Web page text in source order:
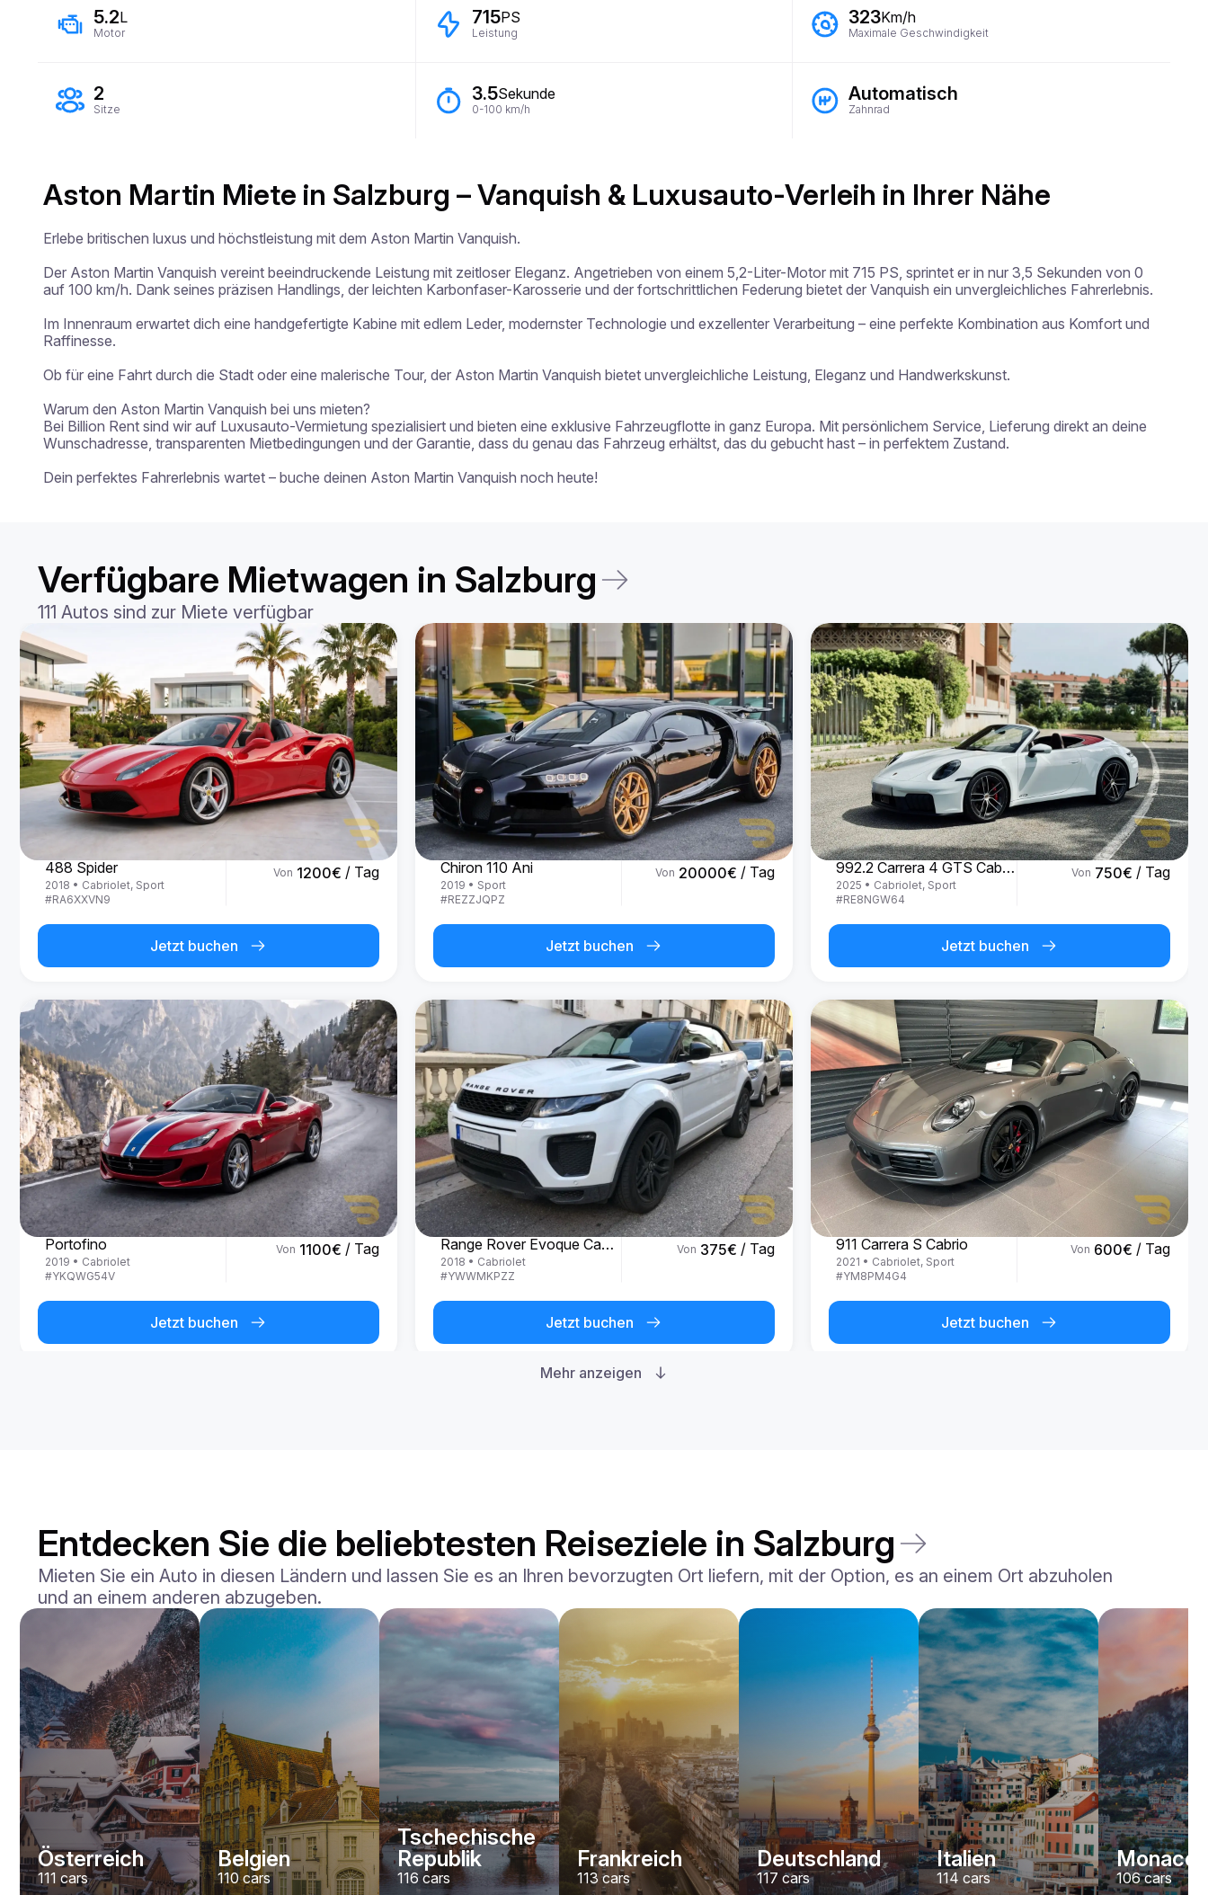
5.2L
Motor
715PS
Leistung
323Km/h
Maximale Geschwindigkeit
2
Sitze
3.5Sekunde
0-100 km/h
Automatisch
Zahnrad
Aston Martin Miete in Salzburg – Vanquish & Luxusauto-Verleih in Ihrer Nähe
Erlebe britischen luxus und höchstleistung mit dem Aston Martin Vanquish.
Der Aston Martin Vanquish vereint beeindruckende Leistung mit zeitloser Eleganz. Angetrieben von einem 5,2-Liter-Motor mit 715 PS, sprintet er in nur 3,5 Sekunden von 0
auf 100 km/h. Dank seines präzisen Handlings, der leichten Karbonfaser-Karosserie und der fortschrittlichen Federung bietet der Vanquish ein unvergleichliches Fahrerlebnis.
Im Innenraum erwartet dich eine handgefertigte Kabine mit edlem Leder, modernster Technologie und exzellenter Verarbeitung – eine perfekte Kombination aus Komfort und
Raffinesse.
Ob für eine Fahrt durch die Stadt oder eine malerische Tour, der Aston Martin Vanquish bietet unvergleichliche Leistung, Eleganz und Handwerkskunst.
Warum den Aston Martin Vanquish bei uns mieten?
Bei Billion Rent sind wir auf Luxusauto-Vermietung spezialisiert und bieten eine exklusive Fahrzeugflotte in ganz Europa. Mit persönlichem Service, Lieferung direkt an deine
Wunschadresse, transparenten Mietbedingungen und der Garantie, dass du genau das Fahrzeug erhältst, das du gebucht hast – in perfektem Zustand.
Dein perfektes Fahrerlebnis wartet – buche deinen Aston Martin Vanquish noch heute!
Verfügbare Mietwagen in Salzburg
111 Autos sind zur Miete verfügbar
488 Spider
2018 • Cabriolet, Sport
#RA6XXVN9
Von 1200€ / Tag
Jetzt buchen
Bugatti
Chiron 110 Ani
2019 • Sport
#REZZJQPZ
Von 20000€ / Tag
Jetzt buchen
Porsche
992.2 Carrera 4 GTS Cabrio '25
2025 • Cabriolet, Sport
#RE8NGW64
Von 750€ / Tag
Jetzt buchen
Ferrari
Portofino
2019 • Cabriolet
#YKQWG54V
Von 1100€ / Tag
Jetzt buchen
Land Rover
Range Rover Evoque Cabrio
2018 • Cabriolet
#YWWMKPZZ
Von 375€ / Tag
Jetzt buchen
Porsche
911 Carrera S Cabrio
2021 • Cabriolet, Sport
#YM8PM4G4
Von 600€ / Tag
Jetzt buchen
Mercedes Benz
Maybach S-klasse 580
Von 750 € / Tag
Jetzt buchen
F8 Spider
2022
Cabriolet, Sport
Jetzt buchen
Cabriolet
YJPXZKDA
Von 2200
Jetzt buchen
Mehr anzeigen
Entdecken Sie die beliebtesten Reiseziele in Salzburg
Mieten Sie ein Auto in diesen Ländern und lassen Sie es an Ihren bevorzugten Ort liefern, mit der Option, es an einem Ort abzuholen
und an einem anderen abzugeben.
Österreich
111 cars
Belgien
110cars
Tschechische
Republik
116cars
Frankreich
113cars
Deutschland
117 cars
Italien
114 cars
Monaco
106cars